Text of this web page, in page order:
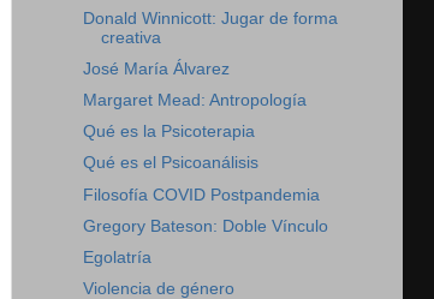
Donald Winnicott: Jugar de forma
creativa
José María Álvarez
Margaret Mead: Antropología
Qué es la Psicoterapia
Qué es el Psicoanálisis
Filosofía COVID Postpandemia
Gregory Bateson: Doble Vínculo
Egolatría
Violencia de género